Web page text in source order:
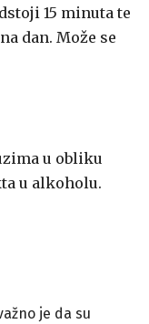
15 minuta te
dan. Može se
u obliku
u alkoholu.
je da su